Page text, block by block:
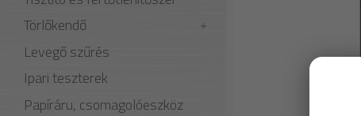
Törlőkendő
Levegő szűrés
Ipari teszterek
Papíráru, csomagolóeszköz